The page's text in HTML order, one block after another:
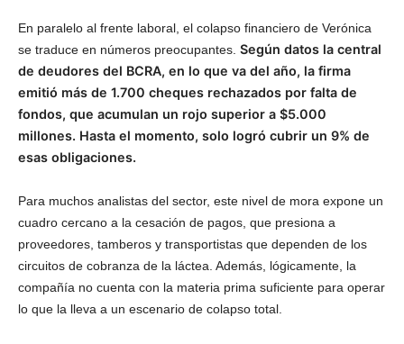
En paralelo al frente laboral, el colapso financiero de Verónica
se traduce en números preocupantes. Según datos la central
de deudores del BCRA, en lo que va del año, la firma
emitió más de 1.700 cheques rechazados por falta de
fondos, que acumulan un rojo superior a $5.000
millones. Hasta el momento, solo logró cubrir un 9% de
esas obligaciones.
Para muchos analistas del sector, este nivel de mora expone un
cuadro cercano a la cesación de pagos, que presiona a
proveedores, tamberos y transportistas que dependen de los
circuitos de cobranza de la láctea. Además, lógicamente, la
compañía no cuenta con la materia prima suficiente para operar
lo que la lleva a un escenario de colapso total.